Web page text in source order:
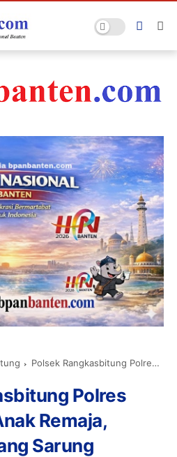
Polsek Rangkasbitung Polres Lebak Temui Anak Remaja, Antisipasi Perang Sarung Menjelang Sahur
Polres
Remaja,
Sarung